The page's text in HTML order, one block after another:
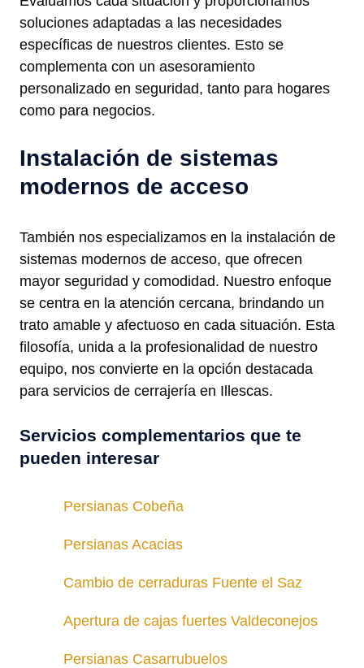
soluciones adaptadas a las necesidades
específicas de nuestros clientes. Esto se
complementa con un asesoramiento
personalizado en seguridad, tanto para hogares
como para negocios.
Instalación de sistemas
modernos de acceso
También nos especializamos en la instalación de
sistemas modernos de acceso, que ofrecen
mayor seguridad y comodidad. Nuestro enfoque
se centra en la atención cercana, brindando un
trato amable y afectuoso en cada situación. Esta
filosofía, unida a la profesionalidad de nuestro
equipo, nos convierte en la opción destacada
para servicios de cerrajería en Illescas.
Servicios complementarios que te
pueden interesar
Persianas Cobeña
Persianas Acacias
Cambio de cerraduras Fuente el Saz
Apertura de cajas fuertes Valdeconejos
Persianas Casarrubuelos